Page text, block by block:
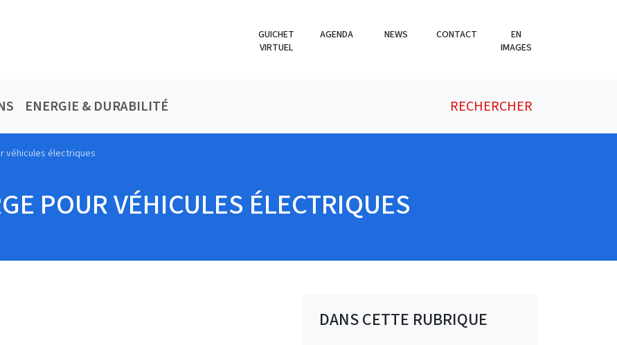
GUICHET
VIRTUEL
AGENDA NEWS CONTACT
EN
IMAGES
ENERGIE & DURABILITÉ RECHERCHER
véhicules électriques
POUR VÉHICULES ÉLECTRIQUES
DANS CETTE RUBRIQUE